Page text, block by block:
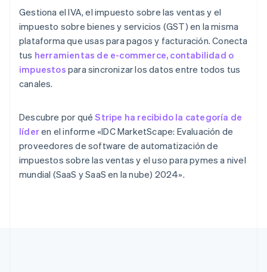
Gestiona el IVA, el impuesto sobre las ventas y el
impuesto sobre bienes y servicios (GST) en la misma
plataforma que usas para pagos y facturación. Conecta
tus herramientas de e-commerce, contabilidad o
impuestos para sincronizar los datos entre todos tus
canales.
Descubre por quéStripe ha recibido la categoría de
líderen el informe «IDC MarketScape: Evaluación de
proveedores de software de automatización de
impuestos sobre las ventas y el uso para pymes a nivel
mundial (SaaS y SaaS en la nube) 2024».